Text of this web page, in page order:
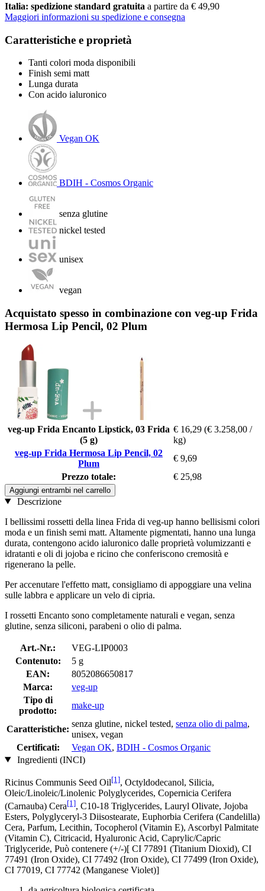
Italia: spedizione standard gratuita a partire da € 49,90
Maggiori informazioni su spedizione e consegna
Caratteristiche e proprietà
Tanti colori moda disponibili
Finish semi matt
Lunga durata
Con acido ialuronico
Vegan OK
BDIH - Cosmos Organic
senza glutine
nickel tested
unisex
vegan
Acquistato spesso in combinazione con veg-up Frida
Hermosa Lip Pencil, 02 Plum
veg-up Frida Encanto Lipstick, 03 Frida
(5 g)
€ 16,29 (€ 3.258,00 /
kg)
veg-up Frida Hermosa Lip Pencil, 02
Plum
€ 9,69
Prezzo totale:
€ 25,98
Aggiungi entrambi nel carrello
Descrizione
I bellissimi rossetti della linea Frida di veg-up hanno bellisismi colori
moda e un finish semi matt. Altamente pigmentati, hanno una lunga
durata, contengono acido ialuronico dalle proprietà volumizzanti e
idratanti e oli di jojoba e ricino che conferiscono cremosità e
rigenerano la pelle.
Per accenutare l'effetto matt, consigliamo di appoggiare una velina
sulle labbra e applicare un velo di cipria.
I rossetti Encanto sono completamente naturali e vegan, senza
glutine, senza siliconi, parabeni o olio di palma.
Art.-Nr.:
VEG-LIP0003
Contenuto:
5 g
EAN:
8052086650817
Marca:
veg-up
Tipo di
prodotto:
make-up
Caratteristiche:
senza glutine, nickel tested, senza olio di palma,
unisex, vegan
Certificati:
Vegan OK, BDIH - Cosmos Organic
Ingredienti (INCI)
Ricinus Communis Seed Oil[1], Octyldodecanol, Silicia,
Oleic/Linoleic/Linolenic Polyglycerides, Copernicia Cerifera
(Carnauba) Cera[1], C10-18 Triglycerides, Lauryl Olivate, Jojoba
Esters, Polyglyceryl-3 Diisostearate, Euphorbia Cerifera (Candelilla)
Cera, Parfum, Lecithin, Tocopherol (Vitamin E), Ascorbyl Palmitate
(Vitamin C), Citricacid, Hyaluronic Acid, Caprylic/Capric
Triglyceride, Può contenere (+/-)[ CI 77891 (Titanium Dioxid), CI
77491 (Iron Oxide), CI 77492 (Iron Oxide), CI 77499 (Iron Oxide),
CI 77019, CI 77742 (Manganese Violet)]